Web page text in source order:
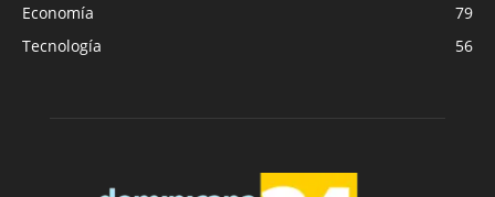
Economía
79
Tecnología
56